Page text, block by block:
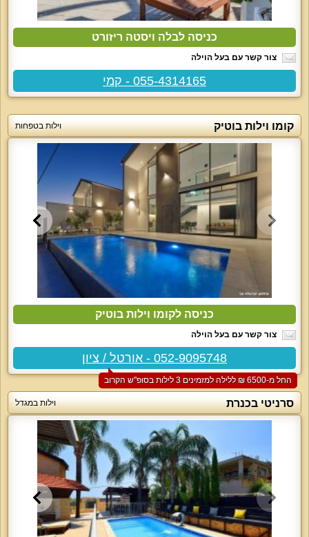
כניסה לבלה ויסטה ריזורט
צור קשר עם בעל הוילה
055-4314165 - קמי
קומו וילות בוטיק וילות בטפחות
כניסה לקומו וילות בוטיק
צור קשר עם בעל הוילה
052-9095748 - אורטל / ציון
החל מ-‏6500 ₪ ללילה למזמינים 3 לילות בסופ"ש הקרוב
סרניטי בכנרת וילות במגדל